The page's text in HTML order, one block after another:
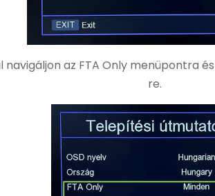
az FTA Only menüpontra
re.